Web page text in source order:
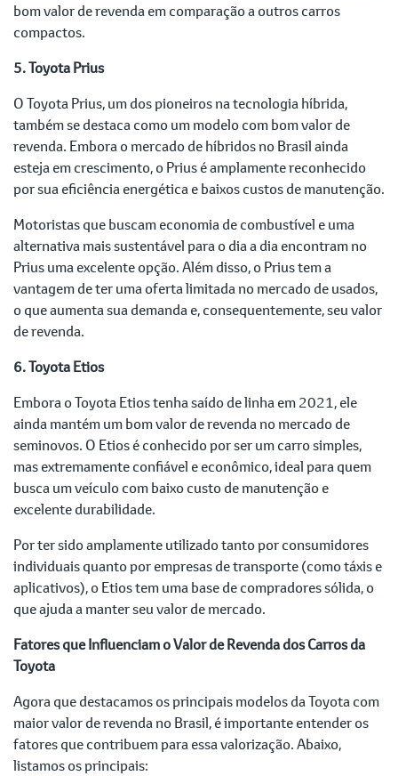
bom valor de revenda em comparação a outros carros
compactos.
5. Toyota Prius
O Toyota Prius, um dos pioneiros na tecnologia híbrida,
também se destaca como um modelo com bom valor de
revenda. Embora o mercado de híbridos no Brasil ainda
esteja em crescimento, o Prius é amplamente reconhecido
por sua eficiência energética e baixos custos de manutenção.
Motoristas que buscam economia de combustível e uma
alternativa mais sustentável para o dia a dia encontram no
Prius uma excelente opção. Além disso, o Prius tem a
vantagem de ter uma oferta limitada no mercado de usados,
o que aumenta sua demanda e, consequentemente, seu valor
de revenda.
6. Toyota Etios
Embora o Toyota Etios tenha saído de linha em 2021, ele
ainda mantém um bom valor de revenda no mercado de
seminovos. O Etios é conhecido por ser um carro simples,
mas extremamente confiável e econômico, ideal para quem
busca um veículo com baixo custo de manutenção e
excelente durabilidade.
Por ter sido amplamente utilizado tanto por consumidores
individuais quanto por empresas de transporte (como táxis e
aplicativos), o Etios tem uma base de compradores sólida, o
que ajuda a manter seu valor de mercado.
Fatores que Influenciam o Valor de Revenda dos Carros da
Toyota
Agora que destacamos os principais modelos da Toyota com
maior valor de revenda no Brasil, é importante entender os
fatores que contribuem para essa valorização. Abaixo,
listamos os principais: